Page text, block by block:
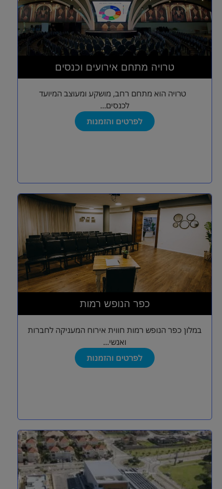
טרויה מתחם אירועים וכנסים
טרויה הוא מתחם רחב, מושקע ומעוצב המיועד
לכנסים...
לפרטים והזמנות
כפר הנופש רמות
במלון כפר הנופש רמות חווית אירוח המעניקה לחברות
ואנשי...
לפרטים והזמנות